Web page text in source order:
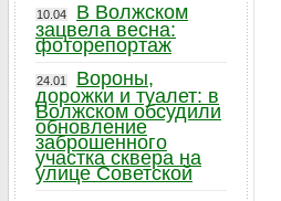
10.04
В Волжском
зацвела весна:
фоторепортаж
24.01
Вороны,
дорожки и туалет: в
Волжском обсудили
обновление
заброшенного
участка сквера на
улице Советской